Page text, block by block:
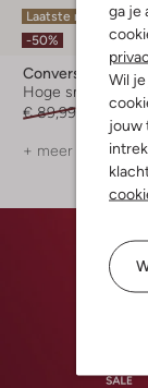
ga je
Wil
jouw
Laatste maten
-50%
Converse
Hoge sneakers
€ 89,99
€ 44,99
+ meer kleuren